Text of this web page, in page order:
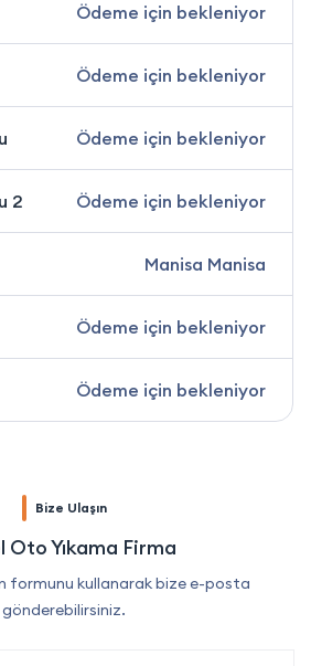
Ödeme için bekleniyor
Ödeme için bekleniyor
Ödeme için bekleniyor
2 Ödeme için bekleniyor
Manisa Manisa
Ödeme için bekleniyor
Ödeme için bekleniyor
Bize Ulaşın
Oto Yıkama Firma
formunu kullanarak bize e-posta
gönderebilirsiniz.